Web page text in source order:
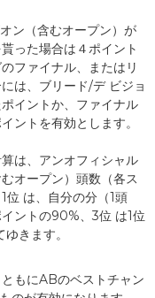
ン（含むオープン）が
った場合は４ポイント
ファイナル、またはリ
は、ブリード/デ ビジョ
イントか、ファイナル
ントを有効とします。
は、アンオフィシャル
オープン）頭数（各ス
位 は、自分の分（1頭
ントの90%、3位 は1位
きます。
もにABのベストチャン